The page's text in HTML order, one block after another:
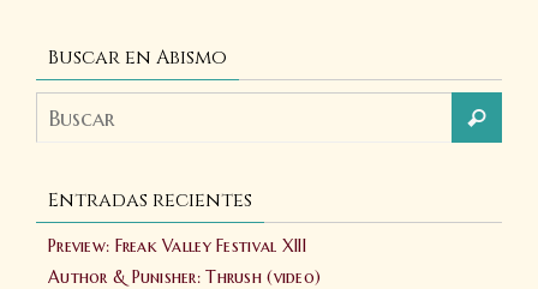
Buscar en Abismo
Entradas recientes
Preview: Freak Valley Festival XIII
Author & Punisher: Thrush (video)